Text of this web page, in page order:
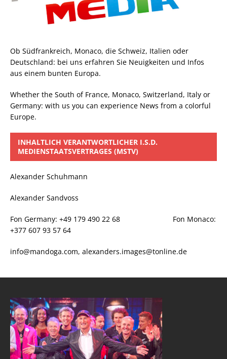
Ob Südfrankreich, Monaco, die Schweiz, Italien oder
Deutschland: bei uns erfahren Sie Neuigkeiten und Infos
aus einem bunten Europa.
Whether the South of France, Monaco, Switzerland, Italy or
Germany: with us you can experience News from a colorful
Europe.
INHALTLICH VERANTWORTLICHER I.S.D.
MEDIENSTAATSVERTRAGES (MSTV)
Alexander Schuhmann
Alexander Sandvoss
Fon Germany: +49 179 490 22 68 Fon Monaco:
+377 607 93 57 64
info@mandoga.com, alexanders.images@tonline.de